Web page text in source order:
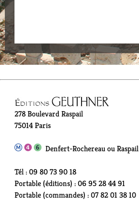
278 Boulevard Raspail
75014 Paris
Denfert-Rochereau ou Raspail
Tél : 09 80 73 90 18
Portable (éditions) : 06 95 28 44 91
Portable (commandes) : 07 82 01 38 10